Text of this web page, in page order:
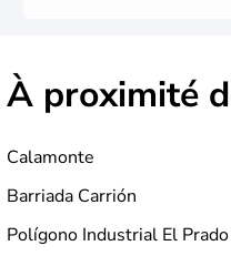
À proximité
Calamonte
Barriada Carrión
Polígono Industrial El Prado